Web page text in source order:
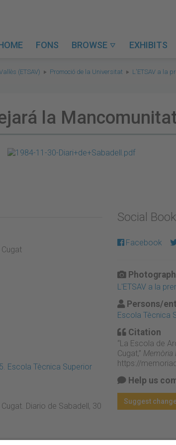
FONS BROWSE  EXHIBITS
(ETSAV) Promoció de la Universitat
L'ETSAV a la
la
Escola Tècnica Superior
Diario de Sabadell, 30
Social
Facebook
L'ETSAV a la
Persons/
Escola Tècnica
Citation
“La Escola de
Cugat,” Memòria
https://
Help us
Suggest